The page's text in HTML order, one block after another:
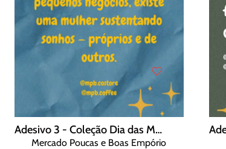
Adesivo 3 - Coleção Dia das Mulheres
Mercado Poucas e Boas Empório